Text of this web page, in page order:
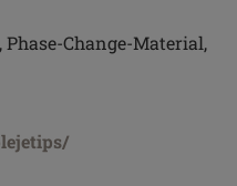
Change-Material,